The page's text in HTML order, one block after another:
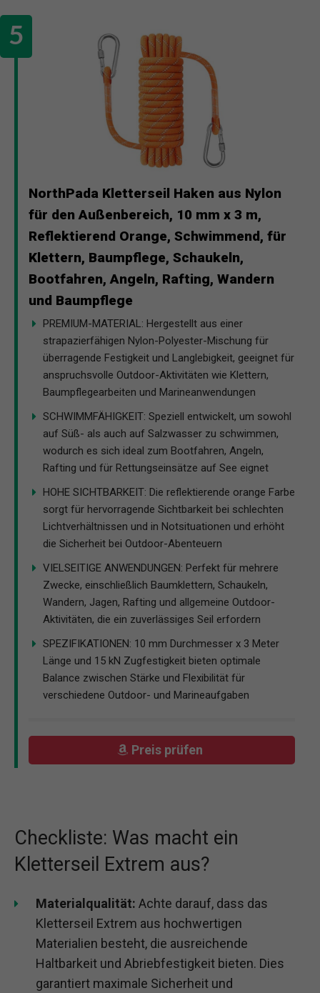
NorthPada Kletterseil Haken aus Nylon
für den Außenbereich, 10 mm x 3 m,
Reflektierend Orange, Schwimmend, für
Klettern, Baumpflege, Schaukeln,
Bootfahren, Angeln, Rafting, Wandern
und Baumpflege
PREMIUM-MATERIAL: Hergestellt aus einer
strapazierfähigen Nylon-Polyester-Mischung für
überragende Festigkeit und Langlebigkeit, geeignet für
anspruchsvolle Outdoor-Aktivitäten wie Klettern,
Baumpflegearbeiten und Marineanwendungen
SCHWIMMFÄHIGKEIT: Speziell entwickelt, um sowohl
auf Süß- als auch auf Salzwasser zu schwimmen,
wodurch es sich ideal zum Bootfahren, Angeln,
Rafting und für Rettungseinsätze auf See eignet
HOHE SICHTBARKEIT: Die reflektierende orange Farbe
sorgt für hervorragende Sichtbarkeit bei schlechten
Lichtverhältnissen und in Notsituationen und erhöht
die Sicherheit bei Outdoor-Abenteuern
VIELSEITIGE ANWENDUNGEN: Perfekt für mehrere
Zwecke, einschließlich Baumklettern, Schaukeln,
Wandern, Jagen, Rafting und allgemeine Outdoor-
Aktivitäten, die ein zuverlässiges Seil erfordern
SPEZIFIKATIONEN: 10 mm Durchmesser x 3 Meter
Länge und 15 kN Zugfestigkeit bieten optimale
Balance zwischen Stärke und Flexibilität für
verschiedene Outdoor- und Marineaufgaben
Preis prüfen
Checkliste: Was macht ein
Kletterseil Extrem aus?
Materialqualität: Achte darauf, dass das
Kletterseil Extrem aus hochwertigen
Materialien besteht, die ausreichende
Haltbarkeit und Abriebfestigkeit bieten. Dies
garantiert maximale Sicherheit und